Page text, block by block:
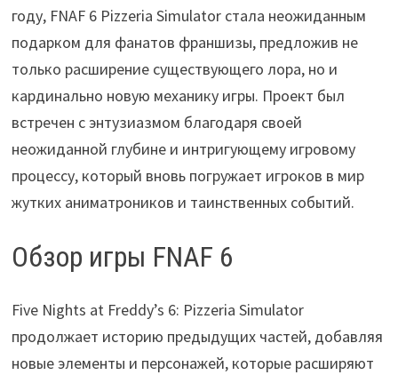
году, FNAF 6 Pizzeria Simulator стала неожиданным
подарком для фанатов франшизы, предложив не
только расширение существующего лора, но и
кардинально новую механику игры. Проект был
встречен с энтузиазмом благодаря своей
неожиданной глубине и интригующему игровому
процессу, который вновь погружает игроков в мир
жутких аниматроников и таинственных событий.
Обзор игры FNAF 6
Five Nights at Freddy’s 6: Pizzeria Simulator
продолжает историю предыдущих частей, добавляя
новые элементы и персонажей, которые расширяют